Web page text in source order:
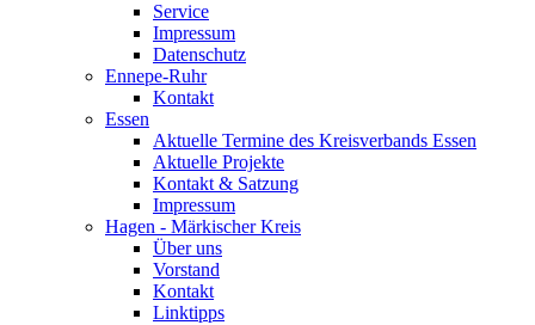
Service
Impressum
Datenschutz
Ennepe-Ruhr
Kontakt
Essen
Aktuelle Termine des Kreisverbands Essen
Aktuelle Projekte
Kontakt & Satzung
Impressum
Hagen - Märkischer Kreis
Über uns
Vorstand
Kontakt
Linktipps